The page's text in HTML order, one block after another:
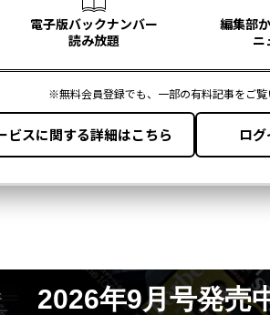
2026年9月号発売